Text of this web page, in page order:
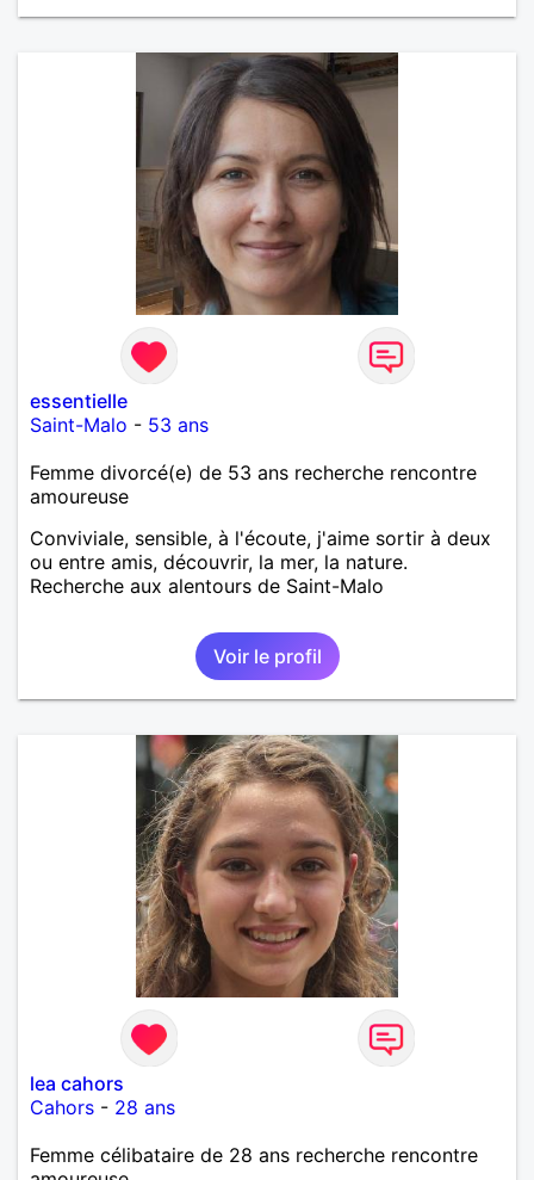
essentielle
Saint-Malo - 53 ans
Femme divorcé(e) de 53 ans recherche rencontre
amoureuse
Conviviale, sensible, à l'écoute, j'aime sortir à deux
ou entre amis, découvrir, la mer, la nature.
Recherche aux alentours de Saint-Malo
Voir le profil
lea cahors
Cahors - 28 ans
Femme célibataire de 28 ans recherche rencontre